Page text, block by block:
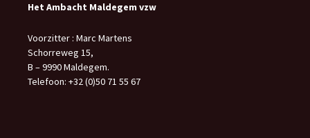
Het Ambacht Maldegem vzw
Voorzitter : Marc Martens
Schorreweg 15,
B – 9990 Maldegem.
Telefoon: +32 (0)50 71 55 67